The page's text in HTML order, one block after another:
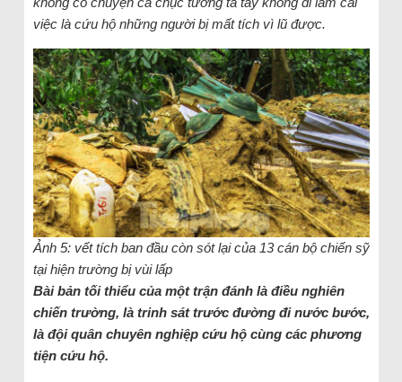
việc là cứu hộ những người bị mất tích vì lũ được.
Ảnh 5: vết tích ban đầu còn sót lại của 13 cán bộ chiến sỹ
tại hiện trường bị vùi lấp
Bài bản tối thiểu của một trận đánh là điều nghiên
chiến trường, là trinh sát trước đường đi nước bước,
là đội quân chuyên nghiệp cứu hộ cùng các phương
tiện cứu hộ.